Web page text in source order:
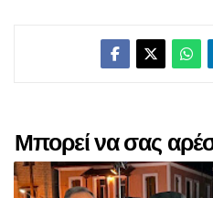
Μπορεί να σας
αναρτήσεις